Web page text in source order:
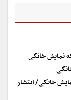
نمایش خانگی
خانگی/ انتشار